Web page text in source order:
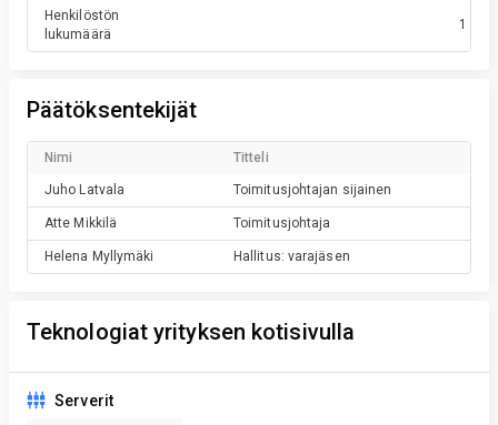
Henkilöstön
lukumäärä
1
Päätöksentekijät
Nimi Titteli
Juho Latvala Toimitusjohtajan sijainen
Atte Mikkilä Toimitusjohtaja
Helena Myllymäki Hallitus: varajäsen
Teknologiat yrityksen kotisivulla
Serverit